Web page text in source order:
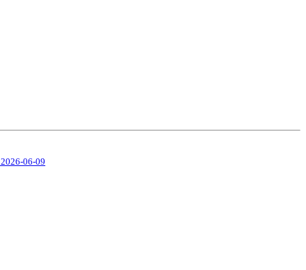
2026-06-09